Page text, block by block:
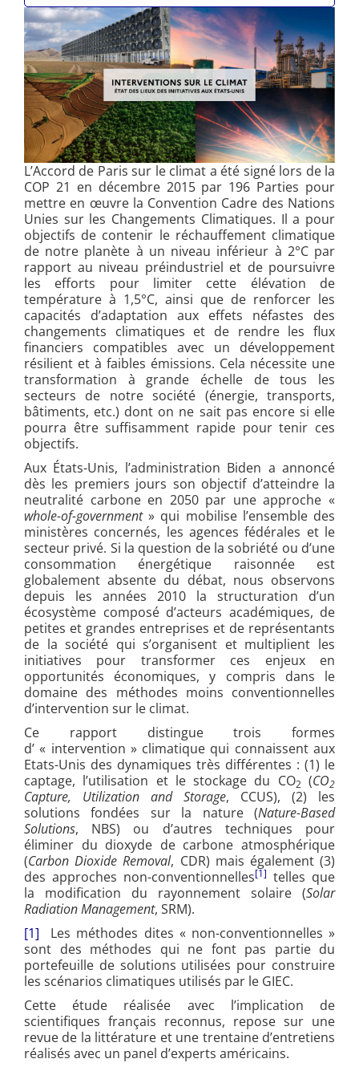
L’Accord de Paris sur le climat a été signé lors de la
COP 21 en décembre 2015 par 196 Parties pour
mettre en œuvre la Convention Cadre des Nations
Unies sur les Changements Climatiques. Il a pour
objectifs de contenir le réchauffement climatique
de notre planète à un niveau inférieur à 2°C par
rapport au niveau préindustriel et de poursuivre
les efforts pour limiter cette élévation de
température à 1,5°C, ainsi que de renforcer les
capacités d’adaptation aux effets néfastes des
changements climatiques et de rendre les flux
financiers compatibles avec un développement
résilient et à faibles émissions. Cela nécessite une
transformation à grande échelle de tous les
secteurs de notre société (énergie, transports,
bâtiments, etc.) dont on ne sait pas encore si elle
pourra être suffisamment rapide pour tenir ces
objectifs.
Aux États-Unis, l’administration Biden a annoncé
dès les premiers jours son objectif d’atteindre la
neutralité carbone en 2050 par une approche «
whole-of-government» qui mobilise l’ensemble des
ministères concernés, les agences fédérales et le
secteur privé. Si la question de la sobriété ou d’une
consommation énergétique raisonnée est
globalement absente du débat, nous observons
depuis les années 2010 la structuration d’un
écosystème composé d’acteurs académiques, de
petites et grandes entreprises et de représentants
de la société qui s’organisent et multiplient les
initiatives pour transformer ces enjeux en
opportunités économiques, y compris dans le
domaine des méthodes moins conventionnelles
d’intervention sur le climat.
Ce rapport distingue trois formes
d’ « intervention » climatique qui connaissent aux
Etats-Unis des dynamiques très différentes : (1) le
captage, l’utilisation et le stockage du CO2 (CO2
Capture, Utilization and Storage, CCUS), (2) les
solutions fondées sur la nature (Nature-Based
Solutions, NBS) ou d’autres techniques pour
éliminer du dioxyde de carbone atmosphérique
(Carbon Dioxide Removal, CDR) mais également (3)
des approches non-conventionnelles[1] telles que
la modification du rayonnement solaire (Solar
Radiation Management, SRM).
[1] Les méthodes dites « non-conventionnelles »
sont des méthodes qui ne font pas partie du
portefeuille de solutions utilisées pour construire
les scénarios climatiques utilisés par le GIEC.
Cette étude réalisée avec l’implication de
scientifiques français reconnus, repose sur une
revue de la littérature et une trentaine d’entretiens
réalisés avec un panel d’experts américains.